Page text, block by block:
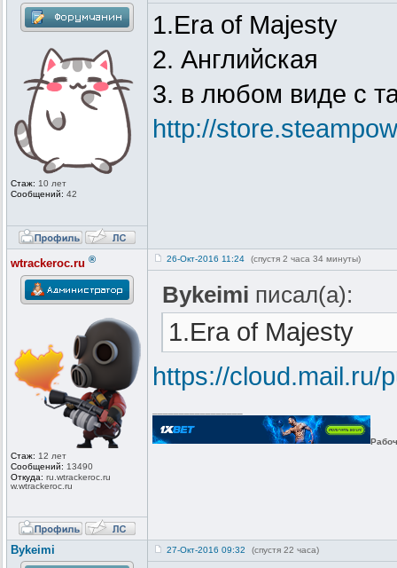
Стаж: 10 лет
Сообщений: 42
1.Era of Majesty
2. Английская
3. в любом виде с
http://
wtrackeroc.ru ®
Стаж: 12 лет
Сообщений: 13490
Откуда: ru.wtrackeroc.ru
w.wtrackeroc .ru
26-Окт-2016 11:24 (спустя 2 часа 34 минуты)
Bykeimi писал(а):
1.Era of Majesty
https://cloud.mail.ru/
Bykeimi 27-Окт-2016 09:32 (спустя 22 часа)